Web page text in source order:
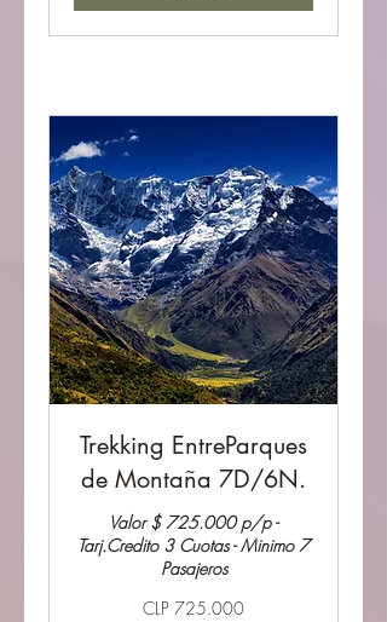
Trekking EntreParques
de Montaña 7D/6N.
Valor $ 725.000 p/p -
Tarj.Credito 3 Cuotas - Minimo 7
Pasajeros
CLP 725.000